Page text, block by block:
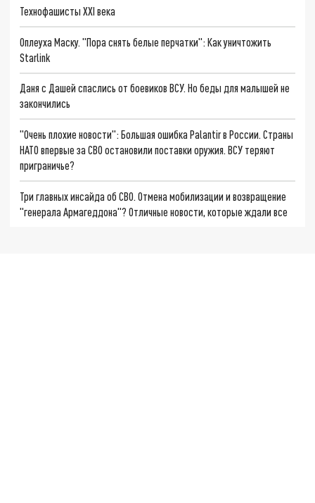
Технофашисты XXI века
Оплеуха Маску. "Пора снять белые перчатки": Как уничтожить
Starlink
Даня с Дашей спаслись от боевиков ВСУ. Но беды для малышей не
закончились
"Очень плохие новости": Большая ошибка Palantir в России. Страны
НАТО впервые за СВО остановили поставки оружия. ВСУ теряют
приграничье?
Три главных инсайда об СВО. Отмена мобилизации и возвращение
"генерала Армагеддона"? Отличные новости, которые ждали все